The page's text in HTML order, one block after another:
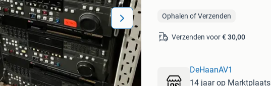
Ophalen of Verzenden
Verzenden voor€ 30,00
DeHaanAV1
14 jaar op Marktplaats